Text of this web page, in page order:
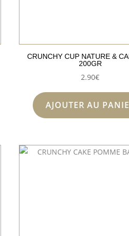
CRUNCHY CUP NATURE &
200GR
2.90€
AJOUTER AU